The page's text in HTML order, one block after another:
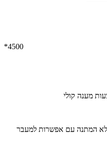
*4500
מענה קולי
המתנה עם אפשרות למעבר